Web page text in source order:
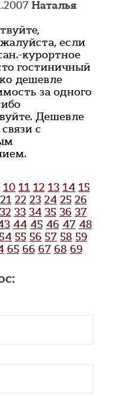
Наталья
если
курортное
гостиничный
дешевле
за одного
Дешевле
с
10 11 12 13 14 15
21 22 23 24 25 26
32 33 34 35 36 37
44 45 46 47 48
55 56 57 58 59
65 66 67 68 69